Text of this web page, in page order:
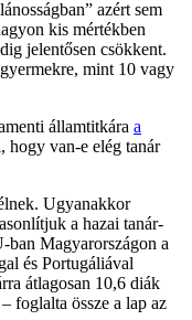
azért sem
kis mértékben
jelentősen csökkent.
mint 10 vagy
államtitkára a
hogy van-e elég tanár
Ugyanakkor
a hazai tanár-
Magyarországon a
és Portugáliával
átlagosan 10,6 diák
foglalta össze a lap az